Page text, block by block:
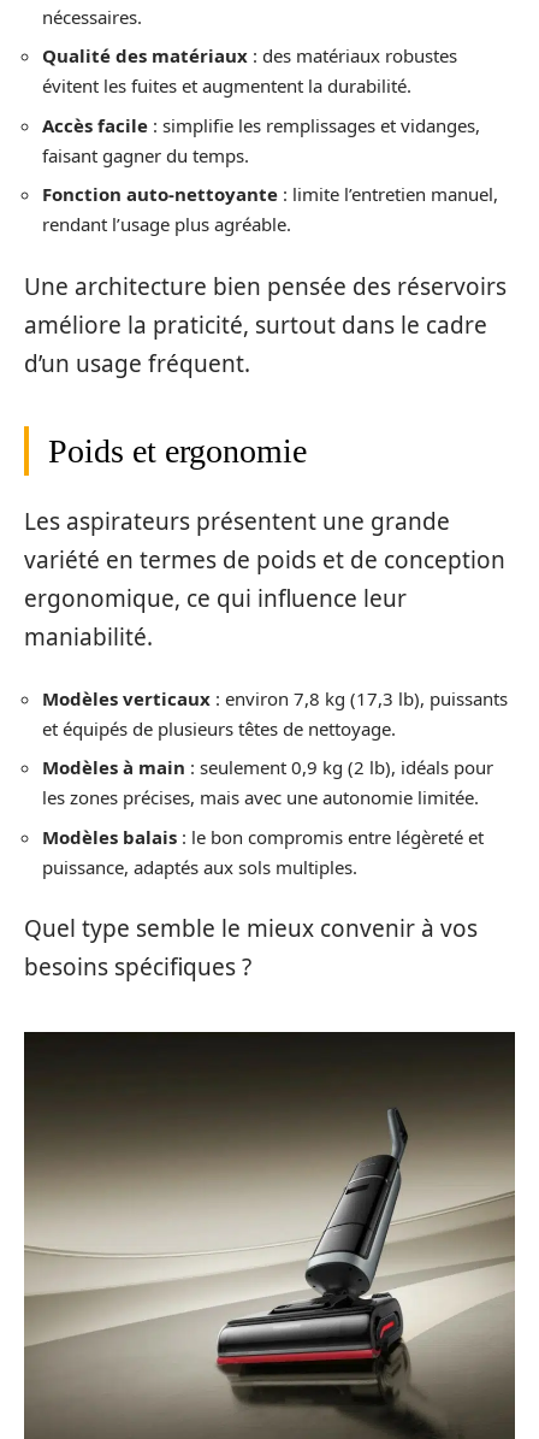
nécessaires.
Qualité des matériaux : des matériaux robustes
évitent les fuites et augmentent la durabilité.
Accès facile : simplifie les remplissages et vidanges,
faisant gagner du temps.
Fonction auto-nettoyante : limite l’entretien manuel,
rendant l’usage plus agréable.
Une architecture bien pensée des réservoirs
améliore la praticité, surtout dans le cadre
d’un usage fréquent.
Poids et ergonomie
Les aspirateurs présentent une grande
variété en termes de poids et de conception
ergonomique, ce qui influence leur
maniabilité.
Modèles verticaux : environ 7,8 kg (17,3 lb), puissants
et équipés de plusieurs têtes de nettoyage.
Modèles à main : seulement 0,9 kg (2 lb), idéals pour
les zones précises, mais avec une autonomie limitée.
Modèles balais : le bon compromis entre légèreté et
puissance, adaptés aux sols multiples.
Quel type semble le mieux convenir à vos
besoins spécifiques ?